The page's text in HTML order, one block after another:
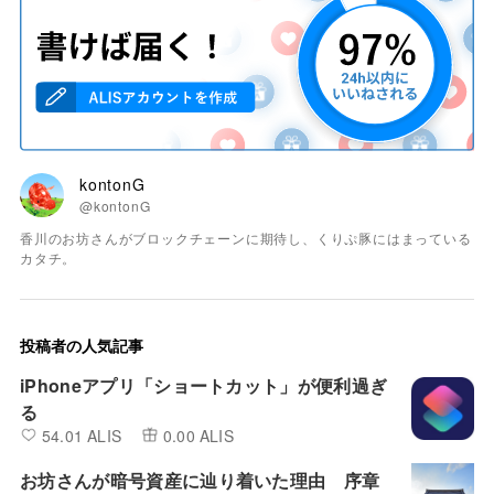
kontonG
@kontonG
香川のお坊さんがブロックチェーンに期待し、くりぷ豚にはまっている
カタチ。
投稿者の人気記事
iPhoneアプリ「ショートカット」が便利過ぎ
る
54.01 ALIS 0.00 ALIS
お坊さんが暗号資産に辿り着いた理由 序章